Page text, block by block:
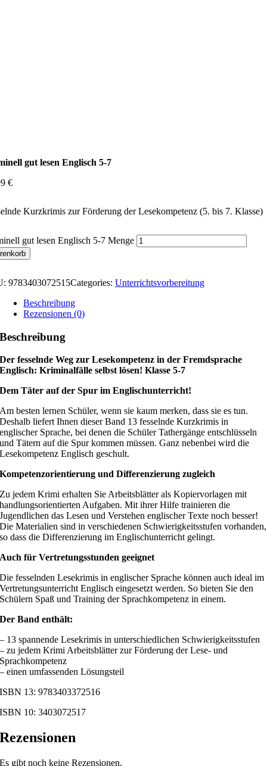
gut lesen Englisch 5-7
€
Kurzkrimis zur Förderung der Lesekompetenz (5. bis 7. Klasse)
gut lesen Englisch 5-7 Menge
9783403072515Categories: Unterrichtsvorbereitung
Beschreibung
Rezensionen (0)
Beschreibung
Der fesselnde Weg zur Lesekompetenz in der Fremdsprache
Englisch: Kriminalfälle selbst lösen! Klasse 5-7
Dem Täter auf der Spur im Englischunterricht!
Am besten lernen Schüler, wenn sie kaum merken, dass sie es tun.
Deshalb liefert Ihnen dieser Band 13 fesselnde Kurzkrimis in
englischer Sprache, bei denen die Schüler Tathergänge entschlüsseln
und Tätern auf die Spur kommen müssen. Ganz nebenbei wird die
Lesekompetenz Englisch geschult.
Kompetenzorientierung und Differenzierung zugleich
Zu jedem Krimi erhalten Sie Arbeitsblätter als Kopiervorlagen mit
handlungsorientierten Aufgaben. Mit ihrer Hilfe trainieren die
Jugendlichen das Lesen und Verstehen englischer Texte noch besser!
Die Materialien sind in verschiedenen Schwierigkeitsstufen vorhanden,
so dass die Differenzierung im Englischunterricht gelingt.
Auch für Vertretungsstunden geeignet
Die fesselnden Lesekrimis in englischer Sprache können auch ideal im
Vertretungsunterricht Englisch eingesetzt werden. So bieten Sie den
Schülern Spaß und Training der Sprachkompetenz in einem.
Der Band enthält:
– 13 spannende Lesekrimis in unterschiedlichen Schwierigkeitsstufen
– zu jedem Krimi Arbeitsblätter zur Förderung der Lese- und
Sprachkompetenz
– einen umfassenden Lösungsteil
ISBN 13: 9783403372516
ISBN 10: 3403072517
Rezensionen
Es gibt noch keine Rezensionen.